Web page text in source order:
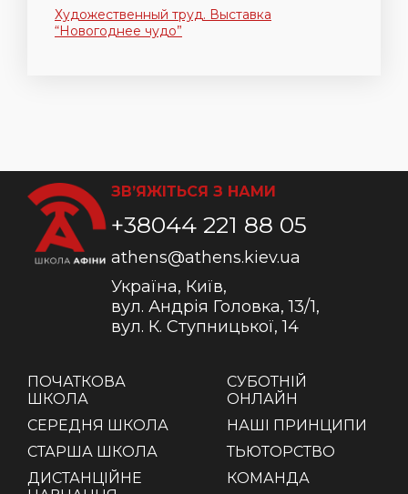
Художественный труд. Выставка
“Новогоднее чудо”
ПОЧАТКОВА
ШКОЛА
СЕРЕДНЯ ШКОЛА
СТАРША ШКОЛА
ДИСТАНЦІЙНЕ
СУБОТНІЙ
ОНЛАЙН
НАШІ ПРИНЦИПИ
ТЬЮТОРСТВО
КОМАНДА
ЗВ’ЯЖІТЬСЯ З НАМИ
+38044 221 88 05
athens@athens.kiev.ua
Україна, Київ,
вул. Андрія Головка, 13/1,
вул. К. Ступницької, 14